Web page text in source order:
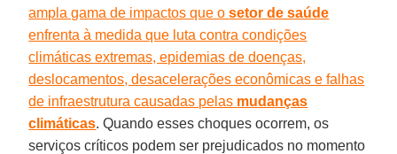
ampla gama de impactos que osetor de saúde
enfrenta à medida que luta contra condições
climáticas extremas, epidemias de doenças,
deslocamentos, desacelerações econômicas e falhas
de infraestrutura causadas pelas mudanças
climáticas. Quando esses choques ocorrem, os
serviços críticos podem ser prejudicados no momento